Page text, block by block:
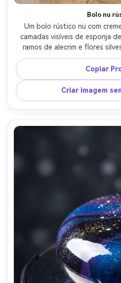
Bolo nu
Um bolo rústico nu com
camadas visíveis de esponja
ramos de alecrim e flores
tábua de bolo de madeira com
de hora dourada, tirado em
f/2.2, profundidade rasa,
semelhantes a um filme
casamento
Copiar
Criar imagem